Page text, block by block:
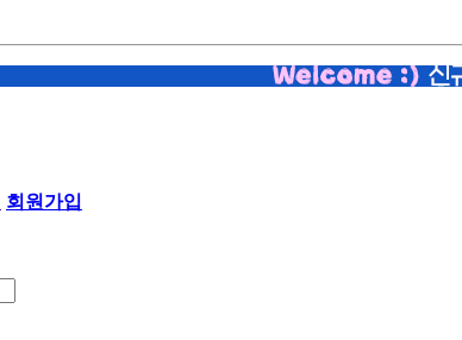
회원가입